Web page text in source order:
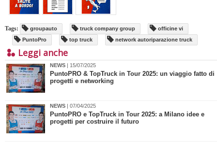
Tags: groupauto truck company group
officine vi
PuntoPro
top truck network autoriparazione truck
Leggi anche
NEWS | 15/07/2025
​PuntoPRO & TopTruck in Tour 2025: un viaggio fatto di
progetti e networking
NEWS | 07/04/2025
PuntoPRO e TopTruck in Tour 2025: a Milano idee e
progetti per costruire il futuro